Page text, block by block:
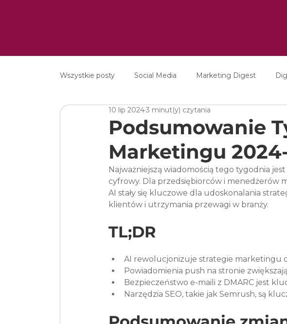
Wszystkie posty Social Media Marketing Digest
Content Marketing
Podsumowanie
Marketingu
10 lip 20243 minut(y) czytania
Najważniejszą wiadomością tego tygodnia
cyfrowy. Dla przedsiębiorców i menedżerów
AI stały się kluczowe dla udoskonalania
klientów i utrzymania przewagi w branży.
TL;DR
AI rewolucjonizuje strategie marketingu
Powiadomienia push na stronie
Bezpieczeństwo e-maili z DMARC jest
Narzędzia SEO, takie jak Semrush, są